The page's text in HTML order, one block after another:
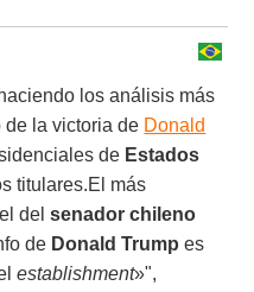
los análisis más
la victoria de Donald
de Estados
titulares.El más
del senador chileno
de Donald Trump es
establishment»",